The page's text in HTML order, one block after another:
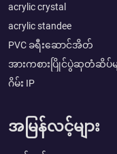
acrylic crystal
acrylic standee
PVC ခရီးဆောင်အိတ်
အားကစားပြိုင်ပွဲဆုတံဆိပ်မ
ဂိမ်း IP
အမြန်လင့်များ